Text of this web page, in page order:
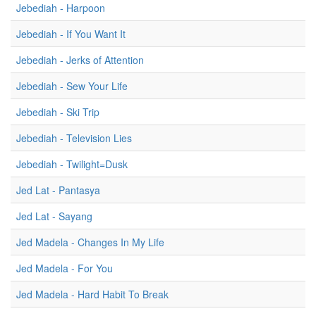
Jebediah - Harpoon
Jebediah - If You Want It
Jebediah - Jerks of Attention
Jebediah - Sew Your Life
Jebediah - Ski Trip
Jebediah - Television Lies
Jebediah - Twilight=Dusk
Jed Lat - Pantasya
Jed Lat - Sayang
Jed Madela - Changes In My Life
Jed Madela - For You
Jed Madela - Hard Habit To Break